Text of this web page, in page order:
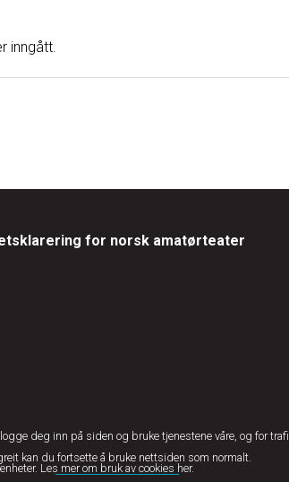
inngått.
for norsk amatørteater
deg inn på siden og bruke tjenestene våre, og for
kan du fortsette å bruke nettsiden som normalt.
Les mer om bruk av cookies her.